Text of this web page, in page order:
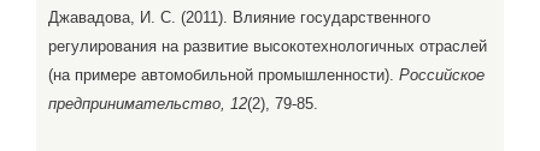
Джавадова, И. С. (2011). Влияние государственного
регулирования на развитие высокотехнологичных отраслей
(на примере автомобильной промышленности). Российское
предпринимательство, 12(2), 79-85.